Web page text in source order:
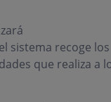
sistema recoge los
que realiza a